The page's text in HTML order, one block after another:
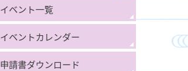
イベント一覧
イベントカレンダー
申請書ダウンロード